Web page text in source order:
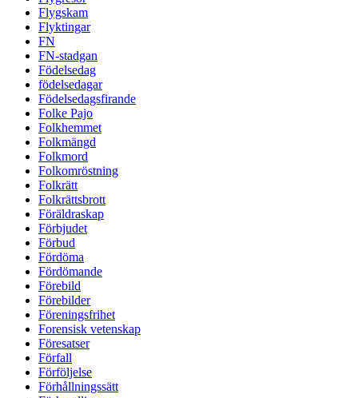
Flygskam
Flyktingar
FN
FN-stadgan
Födelsedag
födelsedagar
Födelsedagsfirande
Folke Pajo
Folkhemmet
Folkmängd
Folkmord
Folkomröstning
Folkrätt
Folkrättsbrott
Föräldraskap
Förbjudet
Förbud
Fördöma
Fördömande
Förebild
Förebilder
Föreningsfrihet
Forensisk vetenskap
Föresatser
Förfall
Förföljelse
Förhållningssätt